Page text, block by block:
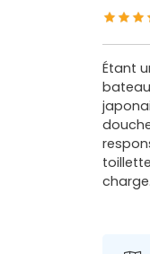
Étant
charge.